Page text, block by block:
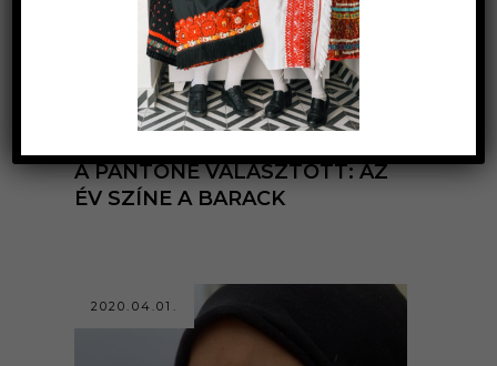
A MATYÓHÍMZÉS LEGENDÁJA
2024.03.29.
A PANTONE VÁLASZTOTT: AZ
ÉV SZÍNE A BARACK
2020.04.01.